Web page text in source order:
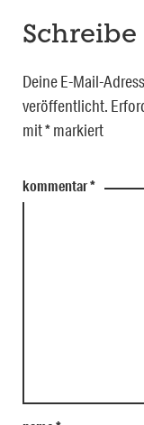
Deine E-Mail-
veröffentlicht.
mit*markiert
kommentar*